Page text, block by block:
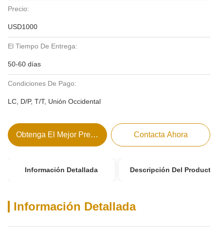
Precio:
USD1000
El Tiempo De Entrega:
50-60 días
Condiciones De Pago:
LC, D/P, T/T, Unión Occidental
Obtenga El Mejor Precio Contacta Ahora
Información Detallada Descripción Del Producto
Información Detallada